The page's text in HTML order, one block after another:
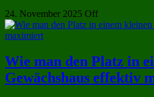
24. November 2025 Off
Wie man den Platz in
Gewächshaus effektiv